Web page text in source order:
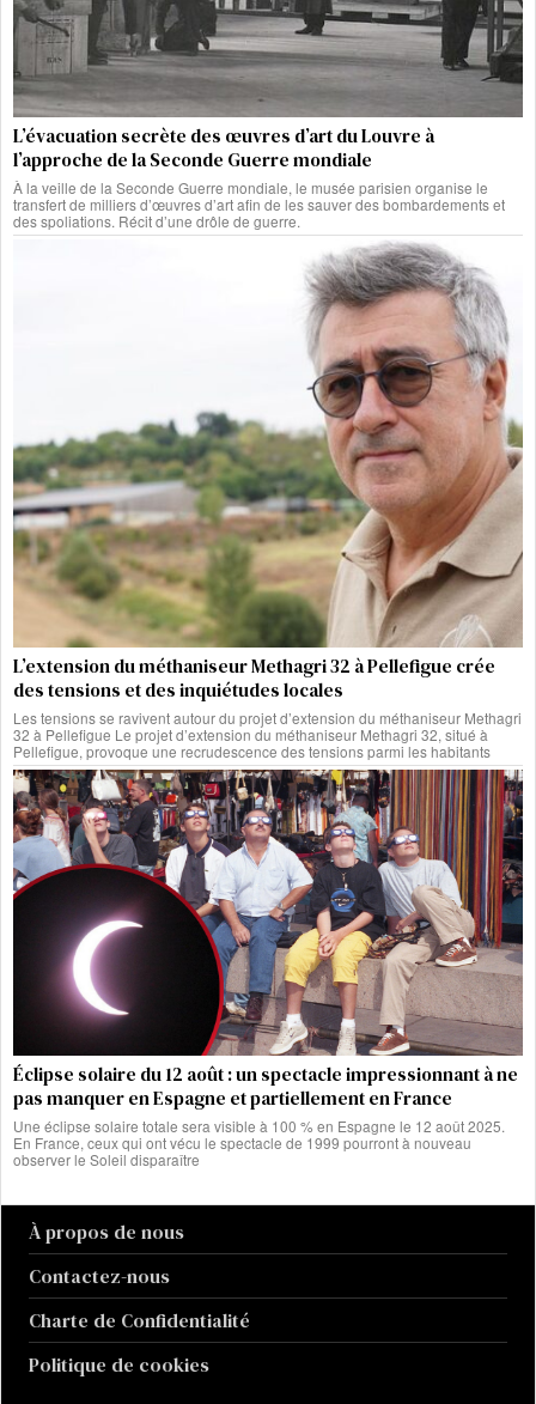
L’évacuation secrète des œuvres d’art du Louvre à
l’approche de la Seconde Guerre mondiale
À la veille de la Seconde Guerre mondiale, le musée parisien organise le
transfert de milliers d’œuvres d’art afin de les sauver des bombardements et
des spoliations. Récit d’une drôle de guerre.
L’extension du méthaniseur Methagri 32 à Pellefigue crée
des tensions et des inquiétudes locales
Les tensions se ravivent autour du projet d’extension du méthaniseur Methagri
32 à Pellefigue Le projet d’extension du méthaniseur Methagri 32, situé à
Pellefigue, provoque une recrudescence des tensions parmi les habitants
Éclipse solaire du 12 août : un spectacle impressionnant à ne
pas manquer en Espagne et partiellement en France
Une éclipse solaire totale sera visible à 100 % en Espagne le 12 août 2025.
En France, ceux qui ont vécu le spectacle de 1999 pourront à nouveau
observer le Soleil disparaître
À propos de nous
Contactez-nous
Charte de Confidentialité
Politique de cookies